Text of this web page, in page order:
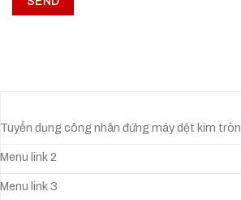
Tuyển dụng công nhân đứng máy dệt kim tròn
Menu link 2
Menu link 3